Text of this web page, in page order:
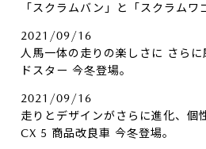
「スクラムバン」と「スクラムワ
2021/09/16
人馬一体の走りの楽しさに さら
ドスター 今冬登場。
2021/09/16
走りとデザインがさらに進化、個
CX 5 商品改良車 今冬登場。